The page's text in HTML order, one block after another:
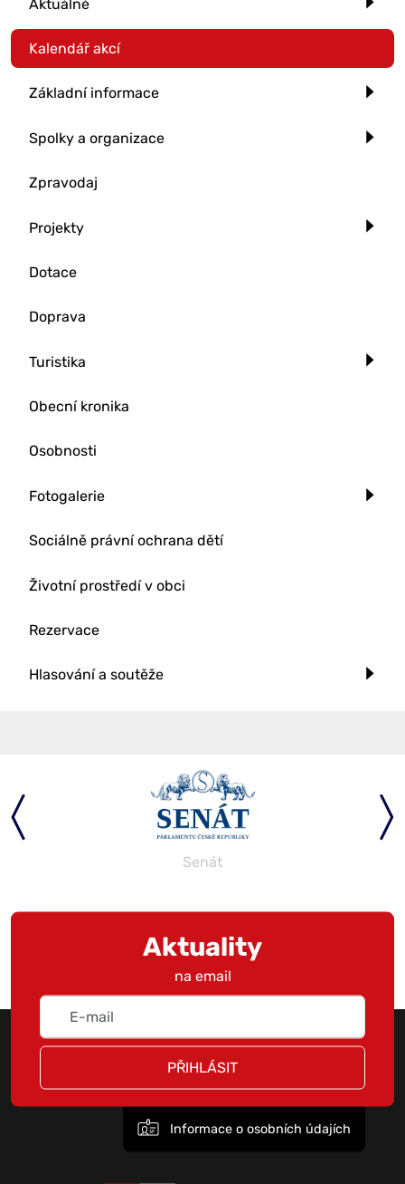
Aktuálně
Kalendář akcí
Základní informace
Spolky a organizace
Zpravodaj
Projekty
Dotace
Doprava
Turistika
Obecní kronika
Osobnosti
Fotogalerie
Sociálně právní ochrana dětí
Životní prostředí v obci
Rezervace
Hlasování a soutěže
Senát
Aktuality
na email
PŘIHLÁSIT
Informace o osobních údajích